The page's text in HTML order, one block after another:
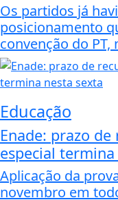
Os partidos já
posicionamento
convenção do PT,
Educação
Enade: prazo
especial
Aplicação da
novembro em